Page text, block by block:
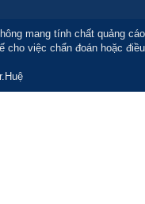
mang tính chất quảng cáo
cho việc chẩn đoán hoặc điều